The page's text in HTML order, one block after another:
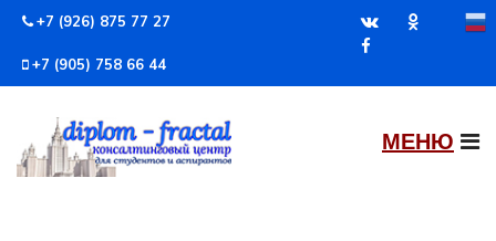
+7 (926) 875 77 27
+7 (905) 758 66 44